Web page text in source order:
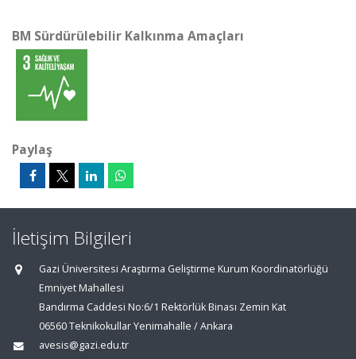
BM Sürdürülebilir Kalkınma Amaçları
Paylaş
İletişim Bilgileri
Gazi Üniversitesi Araştırma Geliştirme Kurum Koordinatörlüğü
Emniyet Mahallesi
Bandırma Caddesi No:6/1 Rektörlük Binası Zemin Kat
06560 Teknikokullar Yenimahalle / Ankara
avesis@gazi.edu.tr